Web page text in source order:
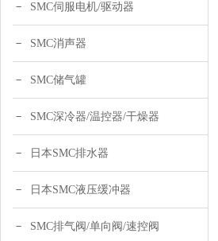
SMC伺服电机/驱动器
SMC消声器
SMC储气罐
SMC深冷器/温控器/干燥器
日本SMC排水器
日本SMC液压缓冲器
SMC排气阀/单向阀/速控阀